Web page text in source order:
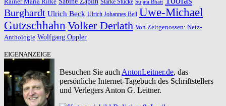
Starke Stücke Sujata Bhatt
Burghardt Ulrich Beck Ulrich Johannes Beil Uwe-Michael
Gutzschhahn Volker Derlath Von Zeitgenossen: Netz-
Anthologie Wolfgang Oppler
EIGENANZEIGE
Besuchen Sie auch AntonLeitner.de, das
persönliche Internet-Tagebuch des Schriftstellers
und Verlegers Anton G. Leitner.